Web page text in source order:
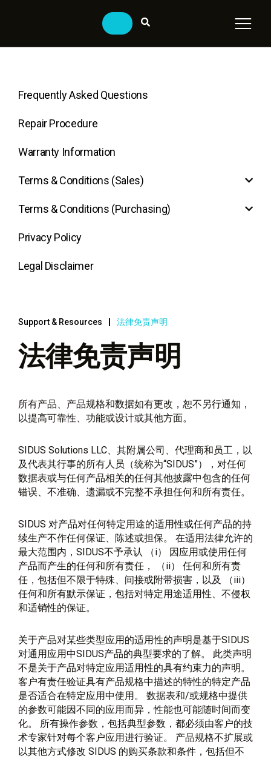
Frequently Asked Questions
Repair Procedure
Warranty Information
Terms & Conditions (Sales)
Terms & Conditions (Purchasing)
Privacy Policy
Legal Disclaimer
Support & Resources 法律免责声明
法律免责声明
所有产品、产品规格和数据如有更改，恕不另行通知，
以提高可靠性、功能或设计或其他方面。
SIDUS Solutions LLC、其附属公司、代理商和员工，以
及代表其行事的所有人员（统称为“SIDUS”），对任何
数据表或与任何产品相关的任何其他披露中包含的任何
错误、不准确、遗漏或不完整不承担任何和所有责任。
SIDUS 对产品对任何特定用途的适用性或任何产品的持
续生产不作任何保证、陈述或担保。 在适用法律允许的
最大范围内，SIDUS不予承认 （i） 因应用或使用任何
产品而产生的任何和所有责任， （ii） 任何和所有责
任，包括但不限于特殊、间接或附带损害，以及 （iii）
任何和所有默示保证，包括对特定用途适用性、不侵权
和适销性的保证。
关于产品对某些类型应用的适用性的声明是基于SIDUS
对通用应用中SIDUS产品的典型要求的了解。 此类声明
不是关于产品对特定应用适用性的具有约束力的声明。
客户有责任验证具有产品规格中描述的特性的特定产品
是否适合在特定应用中使用。 数据表和/或规格中提供
的参数可能因不同的应用而异，性能也可能随时间而变
化。 所有操作参数，包括典型参数，都必须由客户的技
术专家针对每个客户应用进行验证。 产品规格不扩展或
以其他方式修改 SIDUS 的购买条款和条件，包括但不